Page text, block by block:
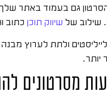
גם בעמוד באתר שלך,
שילוב של שיווק תוכן כתוב
ולתת לערוץ
יותר.
מסרטונים